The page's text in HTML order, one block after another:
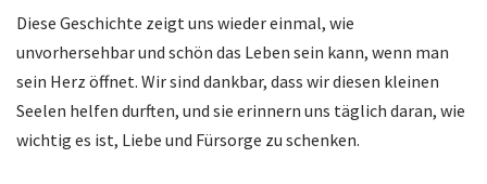
Diese Geschichte zeigt uns wieder einmal, wie
unvorhersehbar und schön das Leben sein kann, wenn man
sein Herz öffnet. Wir sind dankbar, dass wir diesen kleinen
Seelen helfen durften, und sie erinnern uns täglich daran, wie
wichtig es ist, Liebe und Fürsorge zu schenken.